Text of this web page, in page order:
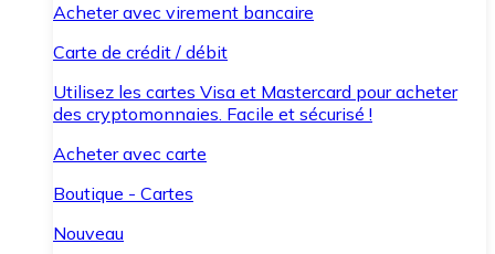
Acheter avec virement bancaire
Carte de crédit / débit
Utilisez les cartes Visa et Mastercard pour acheter
des cryptomonnaies. Facile et sécurisé !
Acheter avec carte
Boutique - Cartes
Nouveau